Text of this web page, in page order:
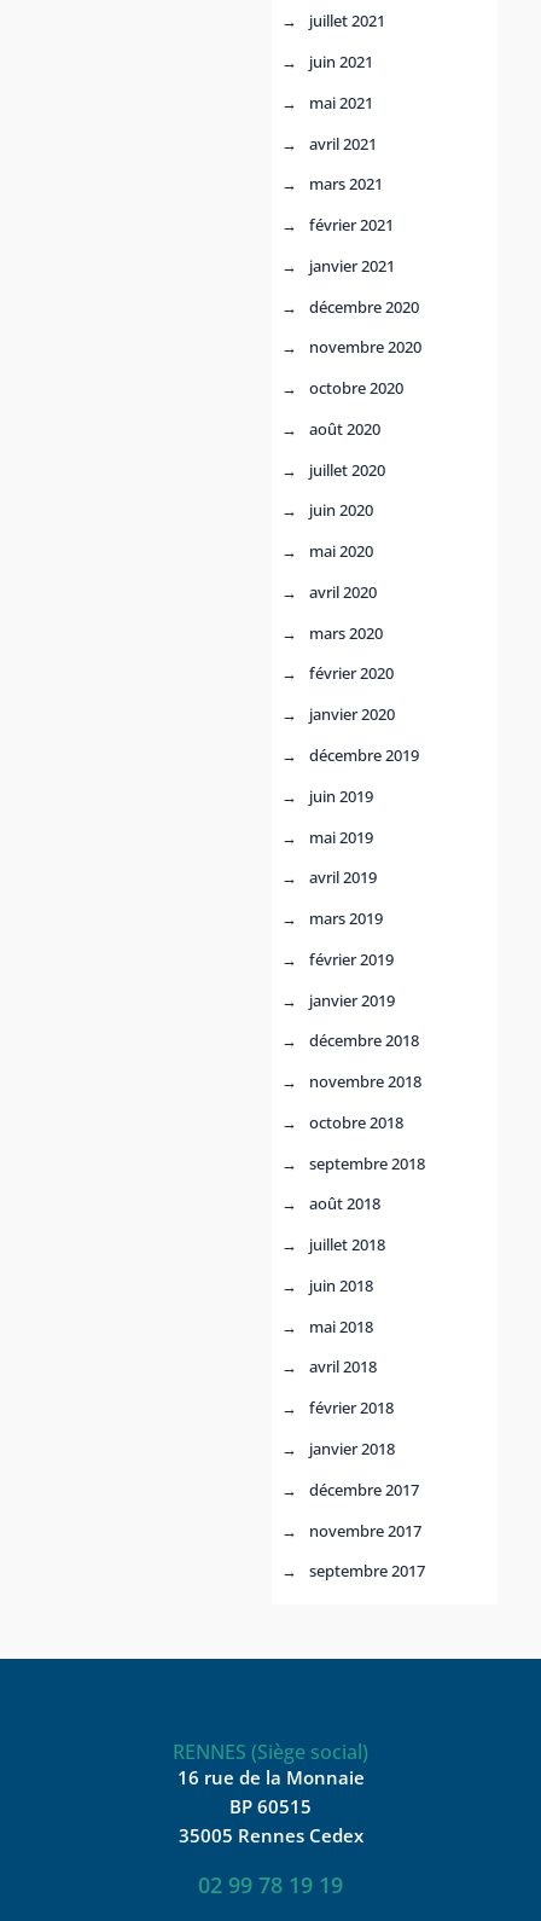
juillet 2021
juin 2021
mai 2021
avril 2021
mars 2021
février 2021
janvier 2021
décembre 2020
novembre 2020
octobre 2020
août 2020
juillet 2020
juin 2020
mai 2020
avril 2020
mars 2020
février 2020
janvier 2020
décembre 2019
juin 2019
mai 2019
avril 2019
mars 2019
février 2019
janvier 2019
décembre 2018
novembre 2018
octobre 2018
septembre 2018
août 2018
juillet 2018
juin 2018
mai 2018
avril 2018
février 2018
janvier 2018
décembre 2017
novembre 2017
septembre 2017
RENNES (Siège social)
16 rue de la Monnaie
BP 60515
35005 Rennes Cedex
02 99 78 19 19